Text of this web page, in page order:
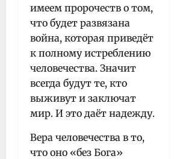
имеем пророчеств о том,
что будет развязана
война, которая приведёт
к полному истреблению
человечества. Значит
всегда будут те, кто
выживут и заключат
мир. И это даёт надежду.
Вера человечества в то,
что оно «без Бога»